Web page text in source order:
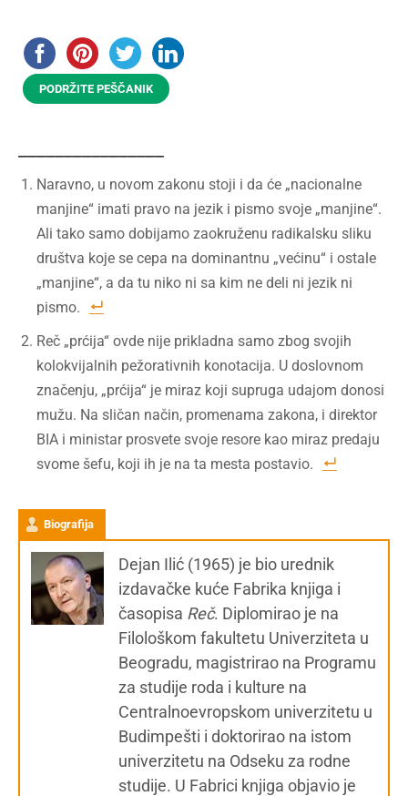
PODRŽITE PEŠČANIK
Naravno, u novom zakonu stoji i da će „nacionalne
manjine“ imati pravo na jezik i pismo svoje „manjine“.
Ali tako samo dobijamo zaokruženu radikalsku sliku
društva koje se cepa na dominantnu „većinu“ i ostale
„manjine“, a da tu niko ni sa kim ne deli ni jezik ni
pismo.
Reč „prćija“ ovde nije prikladna samo zbog svojih
kolokvijalnih pežorativnih konotacija. U doslovnom
značenju, „prćija“ je miraz koji supruga udajom donosi
mužu. Na sličan način, promenama zakona, i direktor
BIA i ministar prosvete svoje resore kao miraz predaju
svome šefu, koji ih je na ta mesta postavio.
Biografija
Dejan Ilić (1965) je bio urednik
izdavačke kuće Fabrika knjiga i
časopisa Reč. Diplomirao je na
Filološkom fakultetu Univerziteta u
Beogradu, magistrirao na Programu
za studije roda i kulture na
Centralnoevropskom univerzitetu u
Budimpešti i doktorirao na istom
univerzitetu na Odseku za rodne
studije. U Fabrici knjiga objavio je